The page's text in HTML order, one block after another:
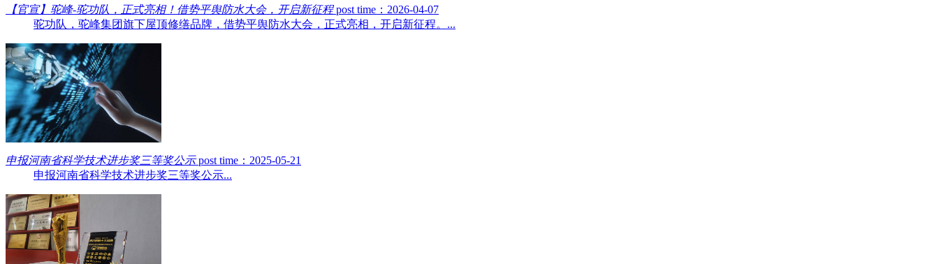
【官宣】驼峰-驼功队，正式亮相！借势平舆防水大会，开启新征程 post time：2026-04-07
驼功队，驼峰集团旗下屋顶修缮品牌，借势平舆防水大会，正式亮相，开启新征程。...
申报河南省科学技术进步奖三等奖公示 post time：2025-05-21
申报河南省科学技术进步奖三等奖公示...